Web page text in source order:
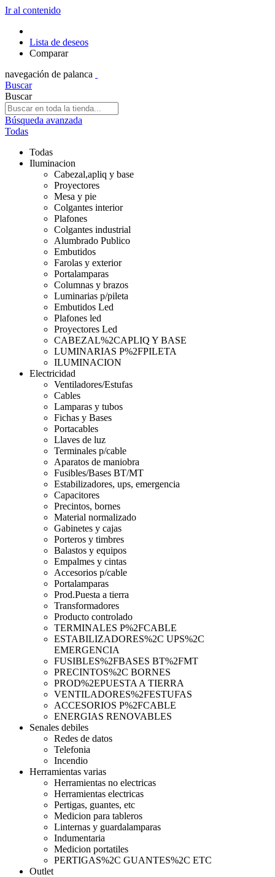
Ir al contenido
Lista de deseos
Comparar
navegación de palanca
Buscar
Buscar
Búsqueda avanzada
Todas
Todas
Iluminacion
Cabezal,apliq y base
Proyectores
Mesa y pie
Colgantes interior
Plafones
Colgantes industrial
Alumbrado Publico
Embutidos
Farolas y exterior
Portalamparas
Columnas y brazos
Luminarias p/pileta
Embutidos Led
Plafones led
Proyectores Led
CABEZAL%2CAPLIQ Y BASE
LUMINARIAS P%2FPILETA
ILUMINACION
Electricidad
Ventiladores/Estufas
Cables
Lamparas y tubos
Fichas y Bases
Portacables
Llaves de luz
Terminales p/cable
Aparatos de maniobra
Fusibles/Bases BT/MT
Estabilizadores, ups, emergencia
Capacitores
Precintos, bornes
Material normalizado
Gabinetes y cajas
Porteros y timbres
Balastos y equipos
Empalmes y cintas
Accesorios p/cable
Portalamparas
Prod.Puesta a tierra
Transformadores
Producto controlado
TERMINALES P%2FCABLE
ESTABILIZADORES%2C UPS%2C
EMERGENCIA
FUSIBLES%2FBASES BT%2FMT
PRECINTOS%2C BORNES
PROD%2EPUESTA A TIERRA
VENTILADORES%2FESTUFAS
ACCESORIOS P%2FCABLE
ENERGIAS RENOVABLES
Senales debiles
Redes de datos
Telefonia
Incendio
Herramientas varias
Herramientas no electricas
Herramientas electricas
Pertigas, guantes, etc
Medicion para tableros
Linternas y guardalamparas
Indumentaria
Medicion portatiles
PERTIGAS%2C GUANTES%2C ETC
Outlet